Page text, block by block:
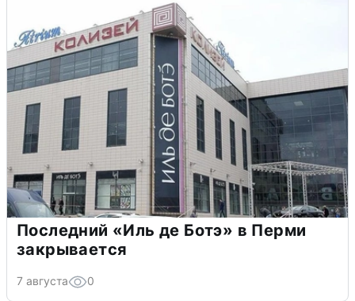
Последний «Иль де Ботэ» в Перми
закрывается
7 августа 0